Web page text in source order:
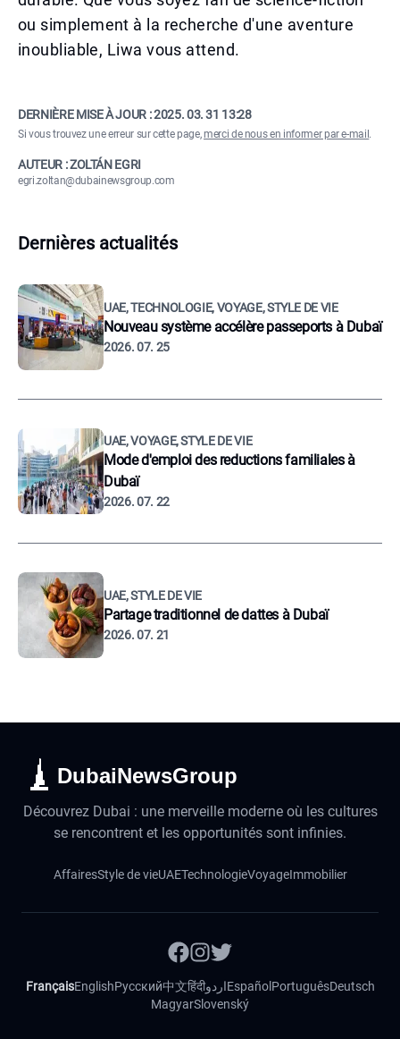
ou simplement à la recherche d'une aventure
inoubliable, Liwa vous attend.
DERNIÈRE MISE À JOUR :2025. 03. 31 13:28
Si vous trouvez une erreur sur cette page,merci de nous en informer par e-mail .
AUTEUR : ZOLTÁN EGRI
egri.zoltan@dubainewsgroup.com
Dernières actualités
UAE, TECHNOLOGIE, VOYAGE, STYLE DE VIE
Nouveau système accélère passeports à Dubaï
2026. 07. 25
UAE, VOYAGE, STYLE DE VIE
Mode d'emploi des reductions familiales à
Dubaï
2026. 07. 22
UAE, STYLE DE VIE
Partage traditionnel de dattes à Dubaï
2026. 07. 21
DubaiNewsGroup
Découvrez Dubai : une merveille moderne où les cultures
se rencontrent et les opportunités sont infinies.
AffairesStyle de vieUAETechnologieVoyageImmobilier
FrançaisEnglishРусский中文हिंदीاردوEspañol PortuguêsDeutsch
MagyarSlovenský